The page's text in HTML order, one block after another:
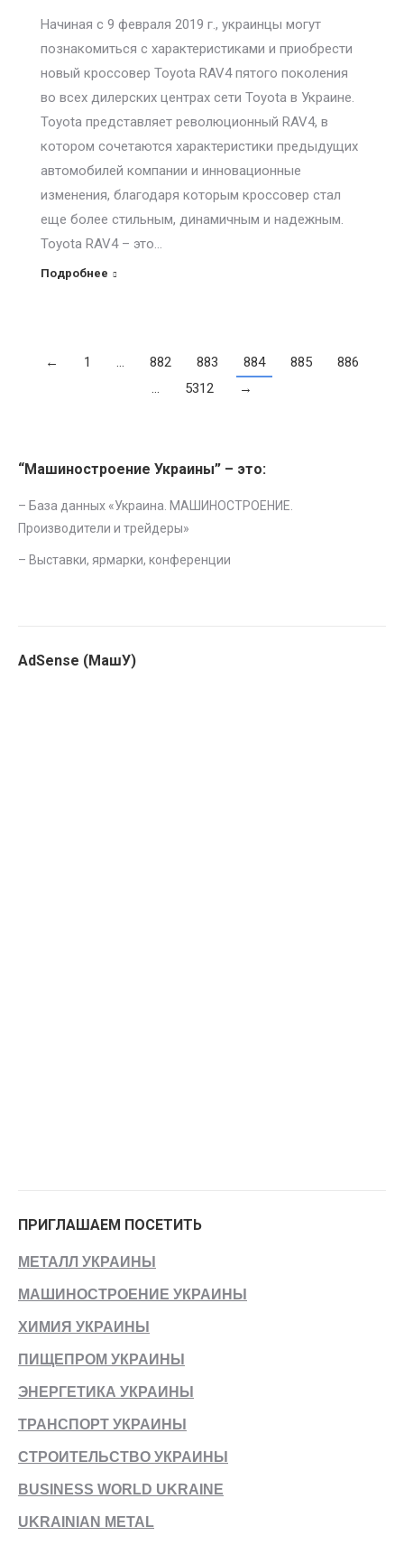
Начиная с 9 февраля 2019 г., украинцы могут
познакомиться с характеристиками и приобрести
новый кроссовер Toyota RAV4 пятого поколения
во всех дилерских центрах сети Toyota в Украине.
Toyota представляет революционный RAV4, в
котором сочетаются характеристики предыдущих
автомобилей компании и инновационные
изменения, благодаря которым кроссовер стал
еще более стильным, динамичным и надежным.
Toyota RAV4 – это…
Подробнее
← 1 … 882 883 884 885
886
…
5312 →
“Машиностроение Украины” – это:
– База данных «Украина. МАШИНОСТРОЕНИЕ.
Производители и трейдеры»
– Выставки, ярмарки, конференции
AdSense (МашУ)
ПРИГЛАШАЕМ ПОСЕТИТЬ
МЕТАЛЛ УКРАИНЫ
МАШИНОСТРОЕНИЕ УКРАИНЫ
ХИМИЯ УКРАИНЫ
ПИЩЕПРОМ УКРАИНЫ
ЭНЕРГЕТИКА УКРАИНЫ
ТРАНСПОРТ УКРАИНЫ
СТРОИТЕЛЬСТВО УКРАИНЫ
BUSINESS WORLD UKRAINE
UKRAINIAN METAL